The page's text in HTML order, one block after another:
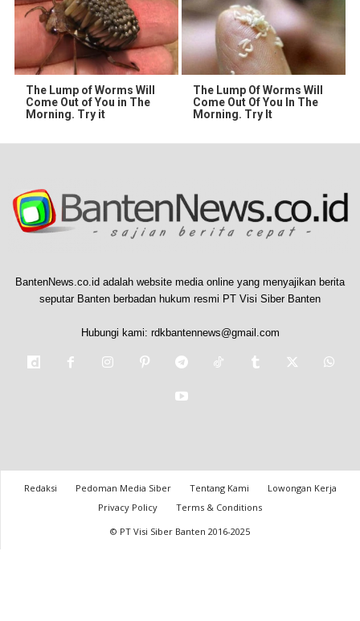
The Lump of Worms Will
Come Out of You in The
Morning. Try it
The Lump Of Worms Will
Come Out Of You In The
Morning. Try It
BantenNews.co.id adalah website media online yang menyajikan berita
seputar Banten berbadan hukum resmi PT Visi Siber Banten
Hubungi kami: rdkbantennews@gmail.com
Redaksi Pedoman Media Siber Tentang Kami
Lowongan Kerja
Privacy Policy
Terms & Conditions
© PT Visi Siber Banten 2016-2025